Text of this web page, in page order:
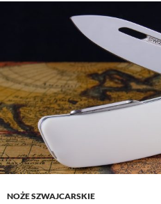
NOŻE SZWAJCARSKIE